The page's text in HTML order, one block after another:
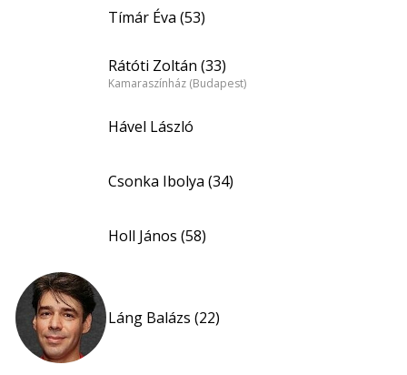
Tímár Éva (53)
Rátóti Zoltán (33)
Kamaraszínház (Budapest)
Hável László
Csonka Ibolya (34)
Holl János (58)
Láng Balázs (22)